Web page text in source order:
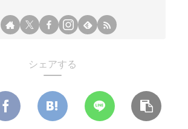
シェアする